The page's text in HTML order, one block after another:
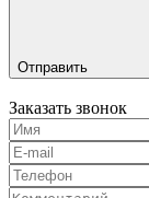
Отправить
Заказать звонок